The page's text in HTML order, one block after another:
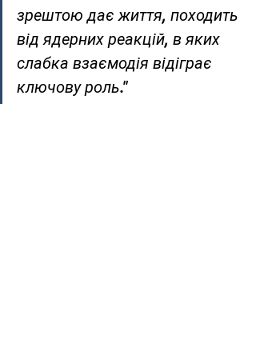
зрештою дає життя, походить
від ядерних реакцій, в яких
слабка взаємодія відіграє
ключову роль."